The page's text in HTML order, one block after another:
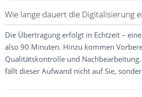
Wie lange dauert die Digitalisierung
Die Übertragung erfolgt in Echtzeit –
also 90 Minuten. Hinzu kommen
Qualitätskontrolle und
fällt dieser Aufwand nicht auf Sie,